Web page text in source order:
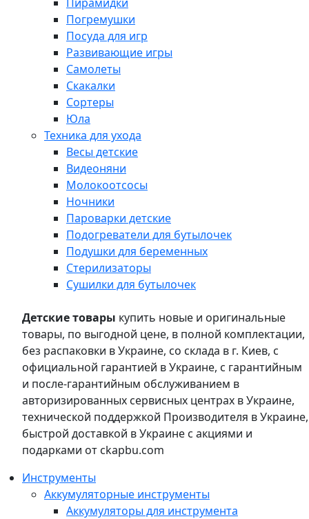
Погремушки
Посуда для игр
Развивающие игры
Самолеты
Скакалки
Сортеры
Юла
Техника для ухода
Весы детские
Видеоняни
Молокоотсосы
Ночники
Пароварки детские
Подогреватели для бутылочек
Подушки для беременных
Стерилизаторы
Сушилки для бутылочек
Детские товары купить новые и оригинальные
товары, по выгодной цене, в полной комплектации,
без распаковки в Украине, со склада в г. Киев, с
официальной гарантией в Украине, с гарантийным
и после-гарантийным обслуживанием в
авторизированных сервисных центрах в Украине,
технической поддержкой Производителя в Украине,
быстрой доставкой в Украине с акциями и
подарками от ckapbu.com
Инструменты
Аккумуляторные инструменты
Аккумуляторы для инструмента